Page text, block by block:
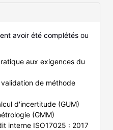
avoir été complétés ou
aux exigences du
de méthode
d'incertitude (GUM)
(GMM)
interne ISO17025 : 2017